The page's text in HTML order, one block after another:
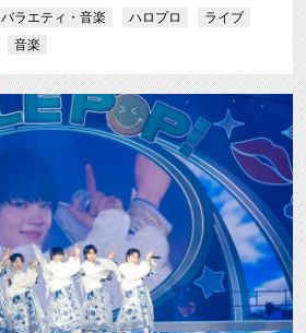
バラエティ・音楽 ハロプロ
ライブ
音楽